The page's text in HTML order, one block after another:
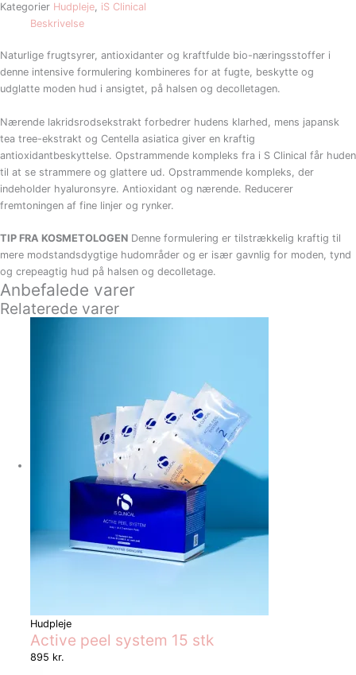
Kategorier Hudpleje, iS Clinical
Beskrivelse
Naturlige frugtsyrer, antioxidanter og kraftfulde bio-næringsstoffer i
denne intensive formulering kombineres for at fugte, beskytte og
udglatte moden hud i ansigtet, på halsen og decolletagen.
Nærende lakridsrodsekstrakt forbedrer hudens klarhed, mens japansk
tea tree-ekstrakt og Centella asiatica giver en kraftig
antioxidantbeskyttelse. Opstrammende kompleks fra i S Clinical får huden
til at se strammere og glattere ud. Opstrammende kompleks, der
indeholder hyaluronsyre. Antioxidant og nærende. Reducerer
fremtoningen af fine linjer og rynker.
TIP FRA KOSMETOLOGEN Denne formulering er tilstrækkelig kraftig til
mere modstandsdygtige hudområder og er især gavnlig for moden, tynd
og crepeagtig hud på halsen og decolletage.
Anbefalede varer
Relaterede varer
Hudpleje
Active peel system 15 stk
895 kr.